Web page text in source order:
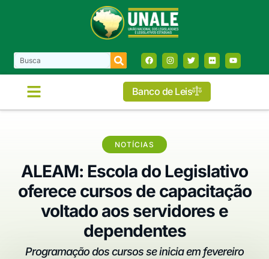
Banco de Leis
NOTÍCIAS
ALEAM: Escola do Legislativo
oferece cursos de capacitação
voltado aos servidores e
dependentes
Programação dos cursos se inicia em fevereiro